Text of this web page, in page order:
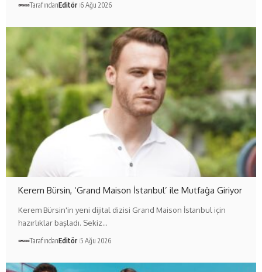
TarafındanEditör 6 Ağu 2026
Kerem Bürsin, ‘Grand Maison İstanbul’ ile Mutfağa Giriyor
Kerem Bürsin'in yeni dijital dizisi Grand Maison İstanbul için
hazırlıklar başladı. Sekiz…
TarafındanEditör 5 Ağu 2026